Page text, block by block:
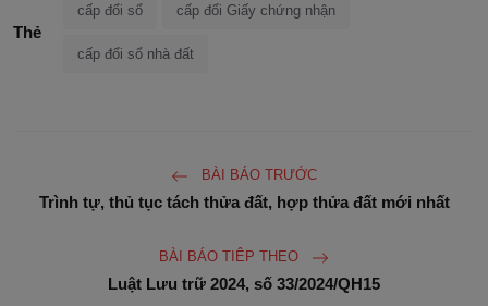
Thẻ
cấp đổi sổ cấp đổi Giấy chứng nhận
cấp đổi sổ nhà đất
BÀI BÁO TRƯỚC
Trình tự, thủ tục tách thửa đất, hợp thửa đất mới nhất
BÀI BÁO TIÊP THEO
Luật Lưu trữ 2024, số 33/2024/QH15